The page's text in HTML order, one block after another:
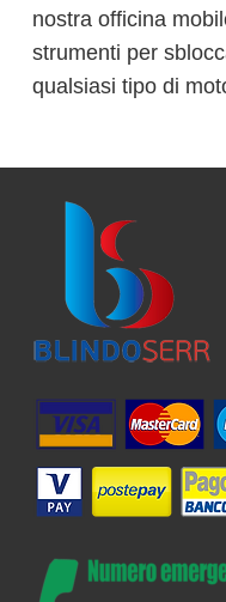
nostra officina
strumenti per
qualsiasi tipo di